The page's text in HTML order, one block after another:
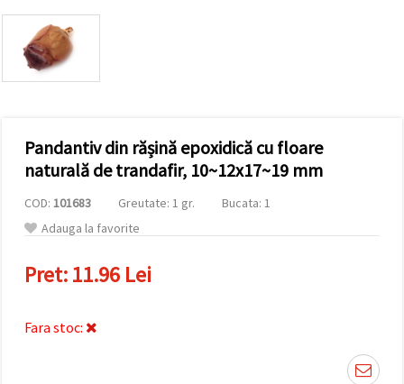
afișa
conținut și
reclame
mai
relevante,
analiză și
acord să
utilizați
toate
cookie -
clic pe
"acceptati
indicați
Pandantiv din rășină epoxidică cu floare
naturală de trandafir, 10~12x17~19 mm
COD: 101683 Greutate: 1 gr.
Bucata: 1
Adauga la favorite
Pret:11.96 Lei
Fara stoc: